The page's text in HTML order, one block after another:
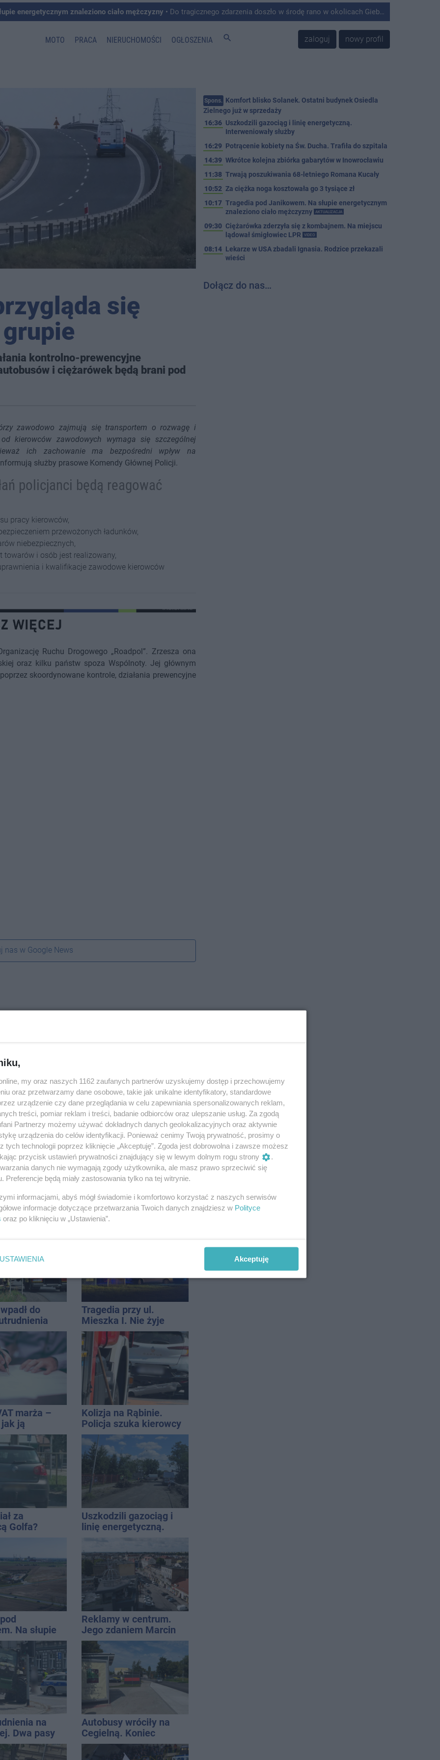
energetycznym znaleziono ciało mężczyzny • Do tragicznego zdarzenia doszło w środę rano w okolicach Giebni koło Janikowa. Wówczas na słupie energetycznym odnaleziono ciało mężczyzny.
MOTO PRACA NIERUCHOMOŚCI OGŁOSZENIA search zaloguj nowy profil
się
kontrolno-prewencyjne
i ciężarówek będą brani pod
zawodowo zajmują się transportem o rozwagę i
kierowców zawodowych wymaga się szczególnej
ich zachowanie ma bezpośredni wpływ na
służby prasowe Komendy Głównej Policji.
policjanci będą reagować
pracy kierowców,
przewożonych ładunków,
niebezpiecznych,
i osób jest realizowany,
i kwalifikacje zawodowe kierowców
Ruchu Drogowego „Roadpol”. Zrzesza ona
oraz kilku państw spoza Wspólnoty. Jej głównym
skoordynowane kontrole, działania prewencyjne
nas w Google News
ARENA
Inowrocław w "gorącej"
czołówce. Według
do
Tragedia przy ul.
Mieszka I. Nie żyje
osoba, która wypadła z
czwartego piętra
marża –
ją
jak rozliczyć
Kolizja na Rąbinie.
Policja szuka kierowcy
Golfa
za
Golfa?
Uszkodzili gazociąg i
linię energetyczną.
Interweniowały służby
Na słupie
ciało
Reklamy w centrum.
Jego zdaniem Marcin
Wroński jest w błędzie
[akt.]
na
Dwa pasy
przyczepa od
Autobusy wróciły na
Cegielną. Koniec
remontu zatok
Spons. Komfort blisko Solanek. Ostatni budynek Osiedla
Zielnego już w sprzedaży
16:36 Uszkodzili gazociąg i linię energetyczną.
Interweniowały służby
16:29 Potrącenie kobiety na Św. Ducha. Trafiła do szpitala
14:39 Wkrótce kolejna zbiórka gabarytów w Inowrocławiu
11:38 Trwają poszukiwania 68-letniego Romana Kucały
10:52 Za ciężka noga kosztowała go 3 tysiące zł
10:17 Tragedia pod Janikowem. Na słupie energetycznym
znaleziono ciało mężczyzny
AKTUALIZACJA
09:30 Ciężarówka zderzyła się z kombajnem. Na miejscu
lądował śmigłowiec LPR
VIDEO
08:14 Lekarze w USA zbadali Ignasia. Rodzice przekazali
wieści
Dołącz do nas…
my oraz naszych 1162 zaufanych partnerów uzyskujemy dostęp i przechowujemy
oraz przetwarzamy dane osobowe, takie jak unikalne identyfikatory, standardowe
urządzenie czy dane przeglądania w celu zapewniania spersonalizowanych reklam,
treści, pomiar reklam i treści, badanie odbiorców oraz ulepszanie usług. Za zgodą
Partnerzy możemy używać dokładnych danych geolokalizacyjnych oraz aktywnie
urządzenia do celów identyfikacji. Ponieważ cenimy Twoją prywatność, prosimy o
tych technologii poprzez kliknięcie „Akceptuję”. Zgoda jest dobrowolna i zawsze możesz
przycisk ustawień prywatności znajdujący się w lewym dolnym rogu strony
.
danych nie wymagają zgody użytkownika, ale masz prawo sprzeciwić się
Preferencje będą miały zastosowania tylko na tej witrynie.
informacjami, abyś mógł świadomie i komfortowo korzystać z naszych serwisów
informacje dotyczące przetwarzania Twoich danych znajdziesz w Polityce
oraz po kliknięciu w „Ustawienia”.
USTAWIENIA Akceptuję